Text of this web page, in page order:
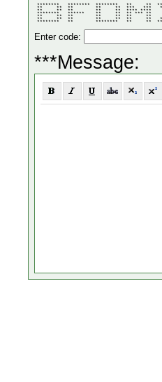
********   ********  ********   **     **
**     **  **        **     **  ***   ***
**     **  **        **     **  **** ****
********   ******    **     **  ** *** **
**     **  **        **     **  **     **
**     **  **        **     **  **     **
********   **        ********   **     **
Enter code:
***Message: